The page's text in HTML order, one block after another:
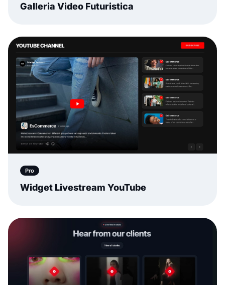
Galleria Video Futuristica
Pro
Widget Livestream YouTube